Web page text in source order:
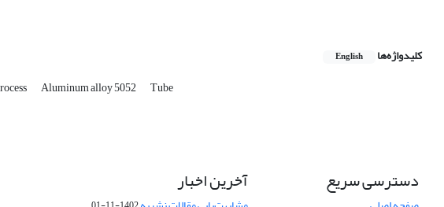
کلیدواژه‌ها English
Aluminum alloy 5052 Tube
دسترسی سریع آخرین اخبار